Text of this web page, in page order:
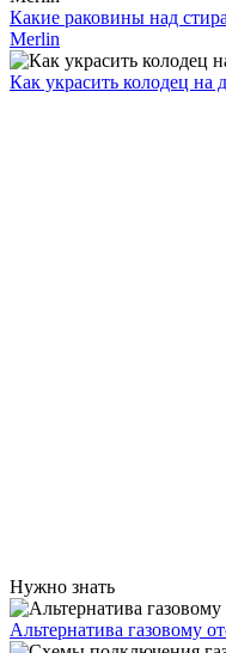
Какие раковины над
Merlin
Как украсить колодец на
Нужно знать
Альтернатива газовому